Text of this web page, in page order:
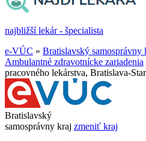
najbližší lekár - špecialista
e-VÚC » Bratislavský samosprávny
Ambulantné zdravotnícke zariadenia
pracovného lekárstva, Bratislava-
Bratislavský
samosprávny kraj zmeniť kraj